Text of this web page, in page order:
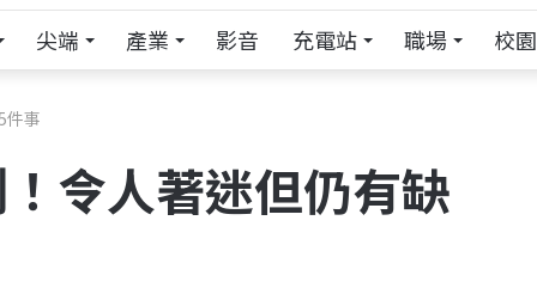
尖端 產業 影音 充電站 職場 校園
件事
令人著迷但仍有缺